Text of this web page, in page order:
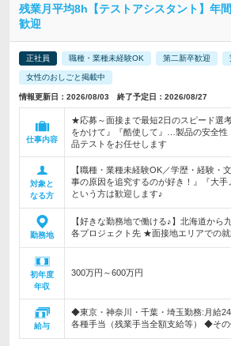
残業月平均8h【テストアシスタント】年
歓迎
正社員 職種・業種未経験OK 第二新卒歓迎
女性のおしごと掲載中
情報更新日：2026/08/03 終了予定日：2026/08/27
仕事内容
★応募～面接まで最短2日のスピード選
をかけて』『酷使して』…製品の安全性
品テストをお任せします
対象と
なる方
【職種・業種未経験OK／学歴・経験・
事の原因を追究するのが好き！』『大手
という方は歓迎します♪
勤務地
【好きな勤務地で働ける♪】北海道から
各プロジェクト先 ★面接地エリアでの就
初年度
年収
300万円～600万円
給与
◆東京・神奈川・千葉・埼玉勤務:月給
各種手当（残業手当全額支給等） ◆その